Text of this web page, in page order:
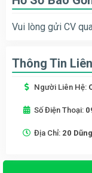
Vui lòng gửi CV
Thông Tin
Người Liên Hệ:
Số Điện Thoại:
Địa Chỉ: 20